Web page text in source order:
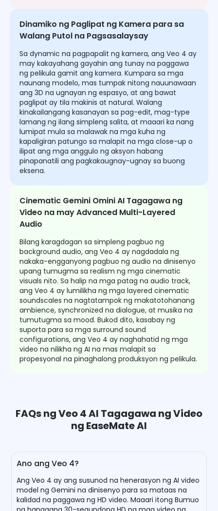
Dinamiko ng Paglipat ng Kamera para sa
Walang Putol na Pagsasalaysay
Sa dynamic na pagpapalit ng kamera, ang Veo 4 ay
may kakayahang gayahin ang tunay na paggawa
ng pelikula gamit ang kamera. Kumpara sa mga
naunang modelo, mas tumpak nitong nauunawaan
ang 3D na ugnayan ng espasyo, at ang bawat
paglipat ay tila makinis at natural. Walang
kinakailangang kasanayan sa pag-edit, mag-type
lamang ng ilang simpleng salita, at maaari ka nang
lumipat mula sa malawak na mga kuha ng
kapaligiran patungo sa malapit na mga close-up o
ilipat ang mga anggulo ng aksyon habang
pinapanatili ang pagkakaugnay-ugnay sa buong
eksena.
Cinematic Gemini Omini AI Tagagawa ng
Video na may Advanced Multi-Layered
Audio
Bilang karagdagan sa simpleng pagbuo ng
background audio, ang Veo 4 ay nagdadala ng
nakaka-engganyong pagbuo ng audio na dinisenyo
upang tumugma sa realism ng mga cinematic
visuals nito. Sa halip na mga patag na audio track,
ang Veo 4 ay lumilikha ng mga layered cinematic
soundscales na nagtatampok ng makatotohanang
ambience, synchronized na dialogue, at musika na
tumutugma sa mood. Bukod dito, kasabay ng
suporta para sa mga surround sound
configurations, ang Veo 4 ay naghahatid ng mga
video na nilikha ng AI na mas malapit sa
propesyonal na pinaghalong produksyon ng pelikula.
FAQs ng Veo 4 AI Tagagawa ng Video
ng EaseMate AI
Ano ang Veo 4?
Ang Veo 4 ay ang susunod na henerasyon ng AI video
model ng Gemini na dinisenyo para sa mataas na
kalidad na paggawa ng HD video. Maaari itong Bumuo